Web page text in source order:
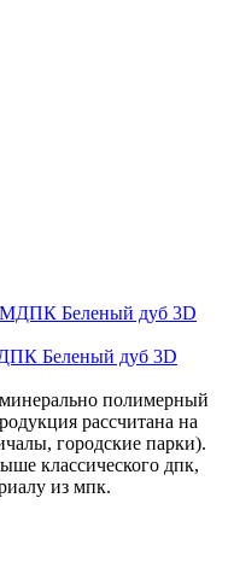
Беленый дуб 3D
полимерный
рассчитана на
городские парки).
классического дпк,
из мпк.